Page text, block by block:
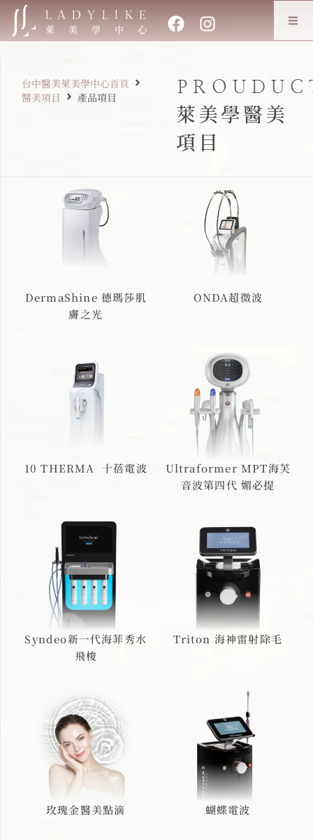
萊美學醫美
項目
台中醫美萊美學中心首頁
醫美項目
產品項目
DermaShine 德瑪莎肌
膚之光
ONDA超微波
10 THERMA 十蓓電波
Ultraformer MPT海芙
音波第四代 媚必提
Syndeo新一代海菲秀水
飛梭
Triton 海神雷射除毛
玫瑰金醫美點滴 蝴蝶電波